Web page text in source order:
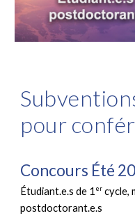
pour
Concours Été
Étudiant.e.s de 1 er cycle,
postdoctorant.e.s